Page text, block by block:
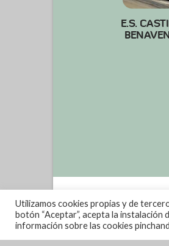
E.S.
Utilizamos cookies propias y de
botón “Aceptar”, acepta la instalación
información sobre las cookies